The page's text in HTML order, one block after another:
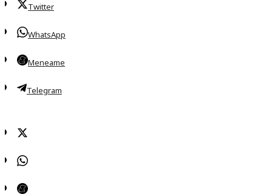
Twitter
WhatsApp
Meneame
Telegram